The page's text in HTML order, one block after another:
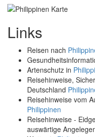
Links
Reisen nach
Artenschutz in
Reisehinweise,
Deutschland
Reisehinweise vom
Philippinen
Reisehinweise -
auswärtige